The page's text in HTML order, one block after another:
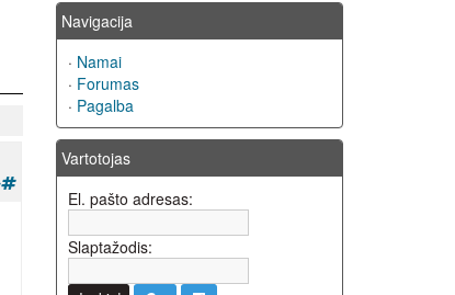
Navigacija
· Namai
· Forumas
· Pagalba
Vartotojas
El. pašto adresas:
Slaptažodis: